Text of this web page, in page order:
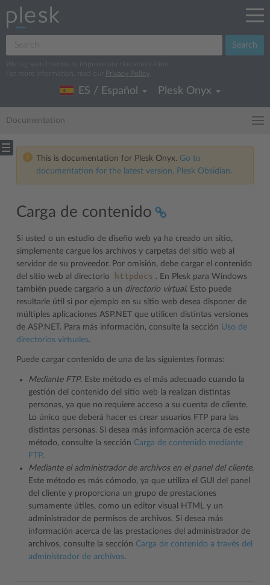
Search
We log search terms to improve our documentation.
For more information, read our
Privacy Policy
ES / Español Plesk Onyx
Documentation
This is documentation for Plesk Onyx. Go to
documentation for the latest version, Plesk Obsidian.
Carga de contenido
Si usted o un estudio de diseño web ya ha creado un sitio,
simplemente cargue los archivos y carpetas del sitio web al
servidor de su proveedor. Por omisión, debe cargar el contenido
del sitio web al directorio
httpdocs . En Plesk para Windows
también puede cargarlo a un directorio virtual. Esto puede
resultarle útil si por ejemplo en su sitio web desea disponer de
múltiples aplicaciones ASP.NET que utilicen distintas versiones
de ASP.NET. Para más información, consulte la sección Uso de
directorios virtuales.
Puede cargar contenido de una de las siguientes formas:
Mediante FTP. Este método es el más adecuado cuando la
gestión del contenido del sitio web la realizan distintas
personas, ya que no requiere acceso a su cuenta de cliente.
Lo único que deberá hacer es crear usuarios FTP para las
distintas personas. Si desea más información acerca de este
método, consulte la sección Carga de contenido mediante
FTP.
Mediante el administrador de archivos en el panel del cliente.
Este método es más cómodo, ya que utiliza el GUI del panel
del cliente y proporciona un grupo de prestaciones
sumamente útiles, como un editor visual HTML y un
administrador de permisos de archivos. Si desea más
información acerca de las prestaciones del administrador de
archivos, consulte la sección Carga de contenido a través del
administrador de archivos.